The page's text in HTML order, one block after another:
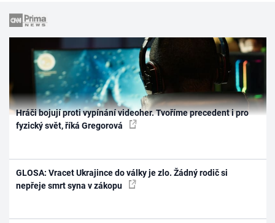
Hráči bojují proti vypínání videoher. Tvoříme precedent i pro
fyzický svět, říká Gregorová
GLOSA: Vracet Ukrajince do války je zlo. Žádný rodič si
nepřeje smrt syna v zákopu